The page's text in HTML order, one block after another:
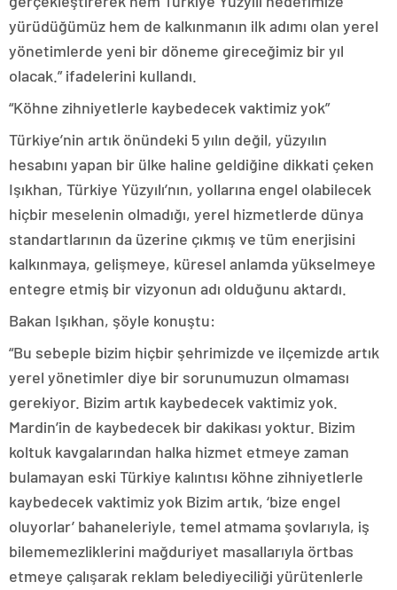
yürüdüğümüz hem de kalkınmanın ilk adımı olan yerel
yönetimlerde yeni bir döneme gireceğimiz bir yıl
olacak.” ifadelerini kullandı.
“Köhne zihniyetlerle kaybedecek vaktimiz yok”
Türkiye’nin artık önündeki 5 yılın değil, yüzyılın
hesabını yapan bir ülke haline geldiğine dikkati çeken
Işıkhan, Türkiye Yüzyılı’nın, yollarına engel olabilecek
hiçbir meselenin olmadığı, yerel hizmetlerde dünya
standartlarının da üzerine çıkmış ve tüm enerjisini
kalkınmaya, gelişmeye, küresel anlamda yükselmeye
entegre etmiş bir vizyonun adı olduğunu aktardı.
Bakan Işıkhan, şöyle konuştu:
“Bu sebeple bizim hiçbir şehrimizde ve ilçemizde artık
yerel yönetimler diye bir sorunumuzun olmaması
gerekiyor. Bizim artık kaybedecek vaktimiz yok.
Mardin’in de kaybedecek bir dakikası yoktur. Bizim
koltuk kavgalarından halka hizmet etmeye zaman
bulamayan eski Türkiye kalıntısı köhne zihniyetlerle
kaybedecek vaktimiz yok Bizim artık, ‘bize engel
oluyorlar’ bahaneleriyle, temel atmama şovlarıyla, iş
bilememezliklerini mağduriyet masallarıyla örtbas
etmeye çalışarak reklam belediyeciliği yürütenlerle